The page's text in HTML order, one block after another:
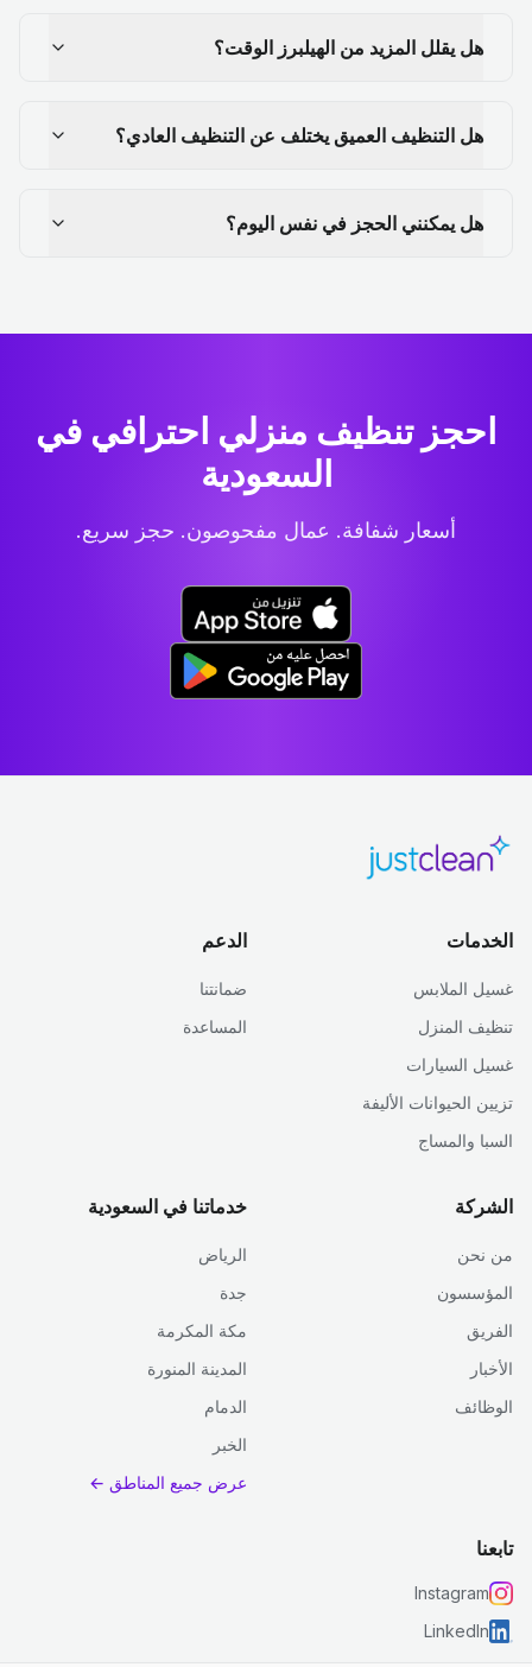
هل يقلل المزيد من الهيلبرز الوقت؟
هل التنظيف العميق يختلف عن التنظيف العادي؟
هل يمكنني الحجز في نفس اليوم؟
احجز تنظيف منزلي احترافي في
السعودية
أسعار شفافة. عمال مفحوصون. حجز سريع.
الخدمات
غسيل الملابس
تنظيف المنزل
غسيل السيارات
تزيين الحيوانات الأليفة
السبا والمساج
الدعم
ضمانتنا
المساعدة
الشركة
من نحن
المؤسسون
الفريق
الأخبار
الوظائف
خدماتنا في السعودية
الرياض
جدة
مكة المكرمة
المدينة المنورة
الدمام
الخبر
عرض جميع المناطق ←
تابعنا
Instagram
LinkedIn